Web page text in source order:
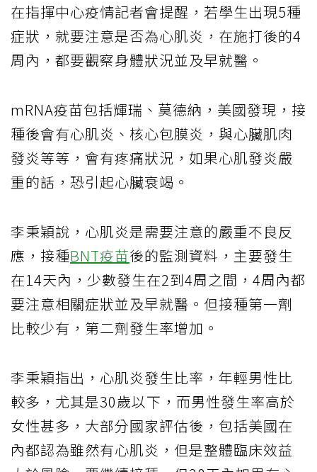
在指揮中心疫情記者會提醒，若學生出現5種
症狀，就要注意是否為心肌炎，在施打後的4
周內，都要觀察身體狀況並及早就醫。
mRNA疫苗包括輝瑞、莫德納，美國發現，接
種後會有心肌炎、核心包膜炎，與心臟肌肉
發炎等等，會有疼痛狀況，如果心肌發炎嚴
重的話，恐引起心臟衰竭。
李秉穎說，心肌炎是需要注意的嚴重不良反
應，接種BNT疫苗後的監測資料，主要發生
在14天內，少數發生在2到4周之間，4周內都
要注意相關症狀並及早就醫。但接種第一劑
比較少有，第二劑發生率增加。
李秉穎指出，心肌炎發生比率，年輕男性比
較多，尤其是30歲以下，而男性發生率高於
女性甚多，大部分國家評估後，包括美國在
內都認為雖然有心肌炎，但是整體臨床效益